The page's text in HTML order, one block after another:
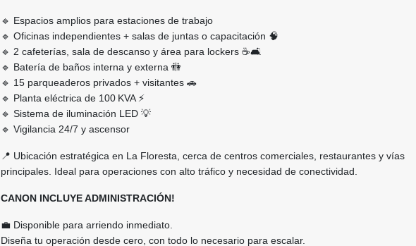
🔹 Espacios amplios para estaciones de trabajo
🔹 Oficinas independientes + salas de juntas o capacitación 🧠
🔹 2 cafeterías, sala de descanso y área para lockers ☕🛋️
🔹 Batería de baños interna y externa 🚻
🔹 15 parqueaderos privados + visitantes 🚗
🔹 Planta eléctrica de 100 KVA ⚡
🔹 Sistema de iluminación LED 💡
🔹 Vigilancia 24/7 y ascensor
📍 Ubicación estratégica en La Floresta, cerca de centros comerciales, restaurantes y vías
principales. Ideal para operaciones con alto tráfico y necesidad de conectividad.
CANON INCLUYE ADMINISTRACIÓN!
💼 Disponible para arriendo inmediato.
Diseña tu operación desde cero, con todo lo necesario para escalar.